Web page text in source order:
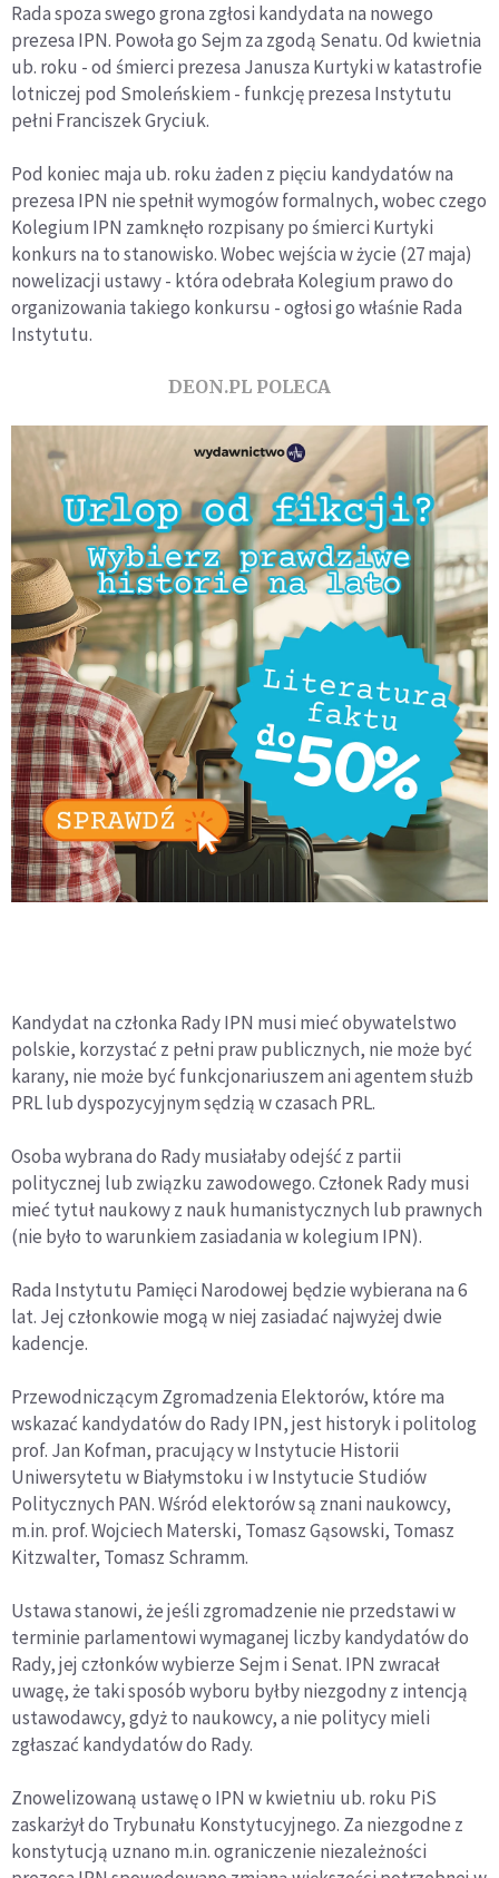
Rada spoza swego grona zgłosi kandydata na nowego
prezesa IPN. Powoła go Sejm za zgodą Senatu. Od kwietnia
ub. roku - od śmierci prezesa Janusza Kurtyki w katastrofie
lotniczej pod Smoleńskiem - funkcję prezesa Instytutu
pełni Franciszek Gryciuk.
Pod koniec maja ub. roku żaden z pięciu kandydatów na
prezesa IPN nie spełnił wymogów formalnych, wobec czego
Kolegium IPN zamknęło rozpisany po śmierci Kurtyki
konkurs na to stanowisko. Wobec wejścia w życie (27 maja)
nowelizacji ustawy - która odebrała Kolegium prawo do
organizowania takiego konkursu - ogłosi go właśnie Rada
Instytutu.
DEON.PL POLECA
Kandydat na członka Rady IPN musi mieć obywatelstwo
polskie, korzystać z pełni praw publicznych, nie może być
karany, nie może być funkcjonariuszem ani agentem służb
PRL lub dyspozycyjnym sędzią w czasach PRL.
Osoba wybrana do Rady musiałaby odejść z partii
politycznej lub związku zawodowego. Członek Rady musi
mieć tytuł naukowy z nauk humanistycznych lub prawnych
(nie było to warunkiem zasiadania w kolegium IPN).
Rada Instytutu Pamięci Narodowej będzie wybierana na 6
lat. Jej członkowie mogą w niej zasiadać najwyżej dwie
kadencje.
Przewodniczącym Zgromadzenia Elektorów, które ma
wskazać kandydatów do Rady IPN, jest historyk i politolog
prof. Jan Kofman, pracujący w Instytucie Historii
Uniwersytetu w Białymstoku i w Instytucie Studiów
Politycznych PAN. Wśród elektorów są znani naukowcy,
m.in. prof. Wojciech Materski, Tomasz Gąsowski, Tomasz
Kitzwalter, Tomasz Schramm.
Ustawa stanowi, że jeśli zgromadzenie nie przedstawi w
terminie parlamentowi wymaganej liczby kandydatów do
Rady, jej członków wybierze Sejm i Senat. IPN zwracał
uwagę, że taki sposób wyboru byłby niezgodny z intencją
ustawodawcy, gdyż to naukowcy, a nie politycy mieli
zgłaszać kandydatów do Rady.
Znowelizowaną ustawę o IPN w kwietniu ub. roku PiS
zaskarżył do Trybunału Konstytucyjnego. Za niezgodne z
konstytucją uznano m.in. ograniczenie niezależności